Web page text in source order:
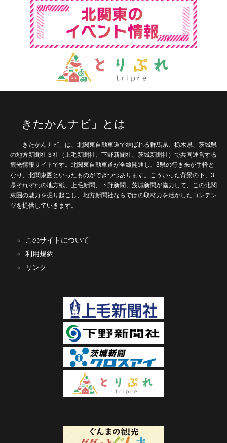
「きたかんナビ」とは
「きたかんナビ」は、北関東自動車道で結ばれる群馬県、栃木県、茨城県
の地方新聞社３社（上毛新聞社、下野新聞社、茨城新聞社）で共同運営する
観光情報サイトです。北関東自動車道が全線開通し、3県の行き来が手軽と
なり、北関東圏といったものができつつあります。こういった背景の下、3
県それぞれの地方紙、上毛新聞、下野新聞、茨城新聞が協力して、この北関
東圏の魅力を掘り起こし、地方新聞社ならではの取材力を活かしたコンテン
ツを提供していきます。
このサイトについて
利用規約
リンク